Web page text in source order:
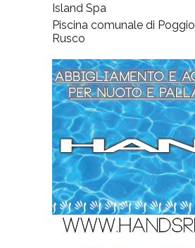
Island Spa
Piscina comunale di Poggio
Rusco